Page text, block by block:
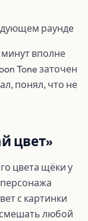
раунде
вполне
Tone заточен
понял, что не
цвет»
цвета щёки у
с картинки
любой